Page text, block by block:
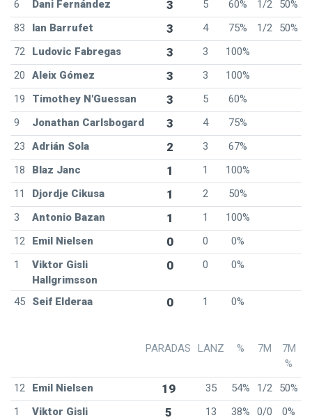
6
Dani Fernández 3 5 60% 1/2
50%
83
Ian Barrufet 3 4 75% 1/2
50%
72
Ludovic Fabregas 3 3
100%
20
Aleix Gómez 3 3
100%
19
Timothey N'Guessan 3 5
60%
9
Jonathan Carlsbogard 3 4
75%
23
Adrián Sola 2 3
67%
18
Blaz Janc 1 1
100%
11
Djordje Cikusa 1 2
50%
3
Antonio Bazan 1 1
100%
12
Emil Nielsen 0 0
0%
1
Viktor Gisli
Hallgrimsson
0 0 0%
45 Seif Elderaa 0 1 0%
PARADAS LANZ % 7M
7M
%
12
Emil Nielsen 19 35 54% 1/2
50%
1
Viktor Gisli
5 13 38% 0/0 0%